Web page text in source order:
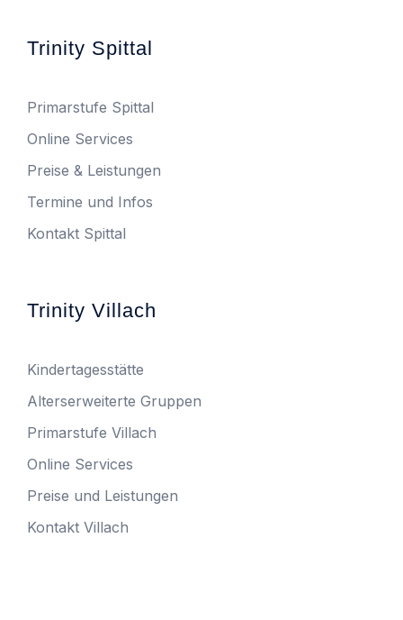
Trinity Spittal
Primarstufe Spittal
Online Services
Preise & Leistungen
Termine und Infos
Kontakt Spittal
Trinity Villach
Kindertagesstätte
Alterserweiterte Gruppen
Primarstufe Villach
Online Services
Preise und Leistungen
Kontakt Villach